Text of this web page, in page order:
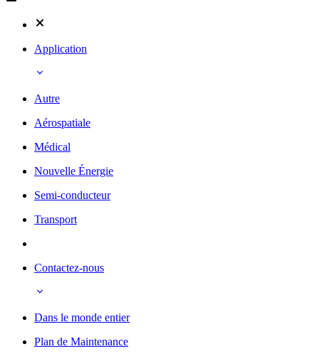
Application
Autre
Aérospatiale
Médical
Nouvelle Énergie
Semi-conducteur
Transport
Contactez-nous
Dans le monde entier
Plan de Maintenance